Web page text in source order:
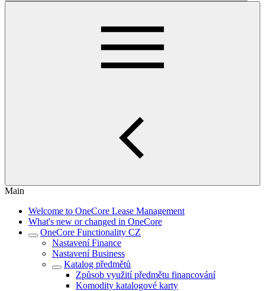
Main
Welcome to OneCore Lease Management
What's new or changed in OneCore
OneCore Functionality CZ
Nastavení Finance
Nastavení Business
Katalog předmětů
Způsob využití předmětu financování
Komodity katalogové karty